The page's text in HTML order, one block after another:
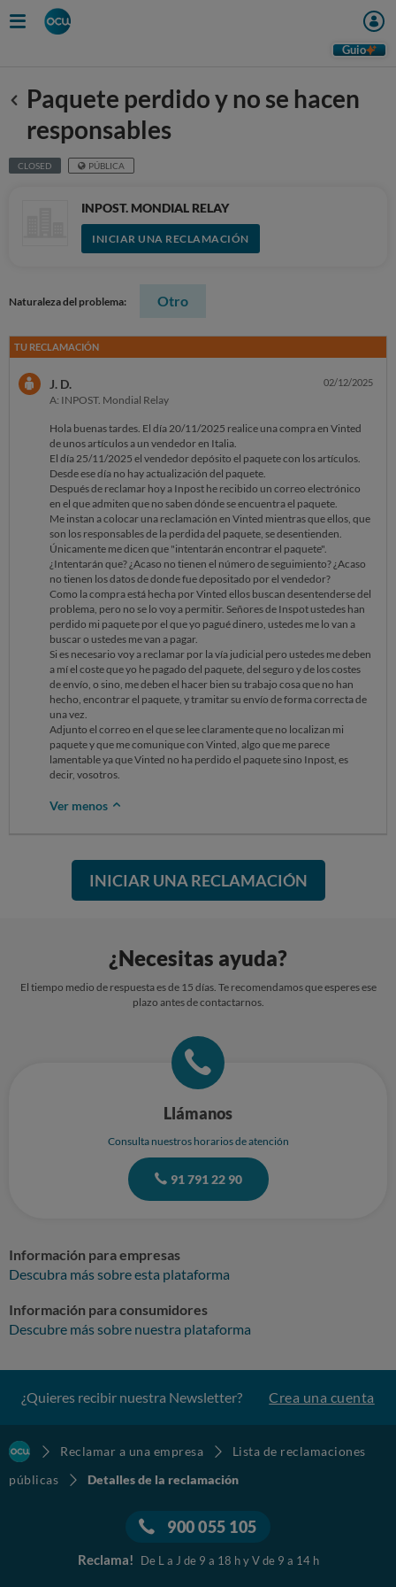
Guio
Anterior
Paquete perdido y no se hacen
responsables
CLOSED PÚBLICA
INPOST. MONDIAL RELAY
INICIAR UNA RECLAMACIÓN
Naturaleza del problema: Otro
TU RECLAMACIÓN
J. D.
A: INPOST. Mondial Relay
02/12/2025
Hola buenas tardes. El día 20/11/2025 realice una compra en Vinted
de unos artículos a un vendedor en Italia.
El día 25/11/2025 el vendedor depósito el paquete con los artículos.
Desde ese día no hay actualización del paquete.
Después de reclamar hoy a Inpost he recibido un correo electrónico
en el que admiten que no saben dónde se encuentra el paquete.
Me instan a colocar una reclamación en Vinted mientras que ellos, que
son los responsables de la perdida del paquete, se desentienden.
Únicamente me dicen que "intentarán encontrar el paquete".
¿Intentarán que? ¿Acaso no tienen el número de seguimiento? ¿Acaso
no tienen los datos de donde fue depositado por el vendedor?
Como la compra está hecha por Vinted ellos buscan desentenderse del
problema, pero no se lo voy a permitir. Señores de Inspot ustedes han
perdido mi paquete por el que yo pagué dinero, ustedes me lo van a
buscar o ustedes me van a pagar.
Si es necesario voy a reclamar por la vía judicial pero ustedes me deben
a mí el coste que yo he pagado del paquete, del seguro y de los costes
de envío, o sino, me deben el hacer bien su trabajo cosa que no han
hecho, encontrar el paquete, y tramitar su envío de forma correcta de
una vez.
Adjunto el correo en el que se lee claramente que no localizan mi
paquete y que me comunique con Vinted, algo que me parece
lamentable ya que Vinted no ha perdido el paquete sino Inpost, es
decir, vosotros.
Ver menos
INICIAR UNA RECLAMACIÓN
¿Necesitas ayuda?
El tiempo medio de respuesta es de 15 días. Te recomendamos que esperes ese
plazo antes de contactarnos.
Llámanos
Consulta nuestros horarios de atención
91 791 22 90
Información para empresas
Descubra más sobre esta plataforma
Información para consumidores
Descubre más sobre nuestra plataforma
¿Quieres recibir nuestra Newsletter? Crea una cuenta
Reclamar a una empresa
Lista de reclamaciones
públicas
Detalles de la reclamación
900 055 105
Reclama! De L a J de 9 a 18 h y V de 9 a 14 h